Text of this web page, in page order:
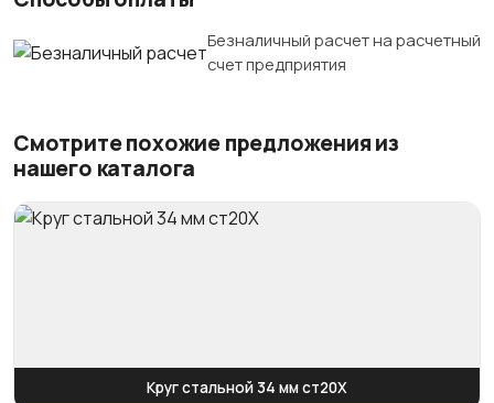
Безналичный расчет на расчетный
счет предприятия
Смотрите похожие предложения из
нашего каталога
Круг стальной 34 мм ст20Х